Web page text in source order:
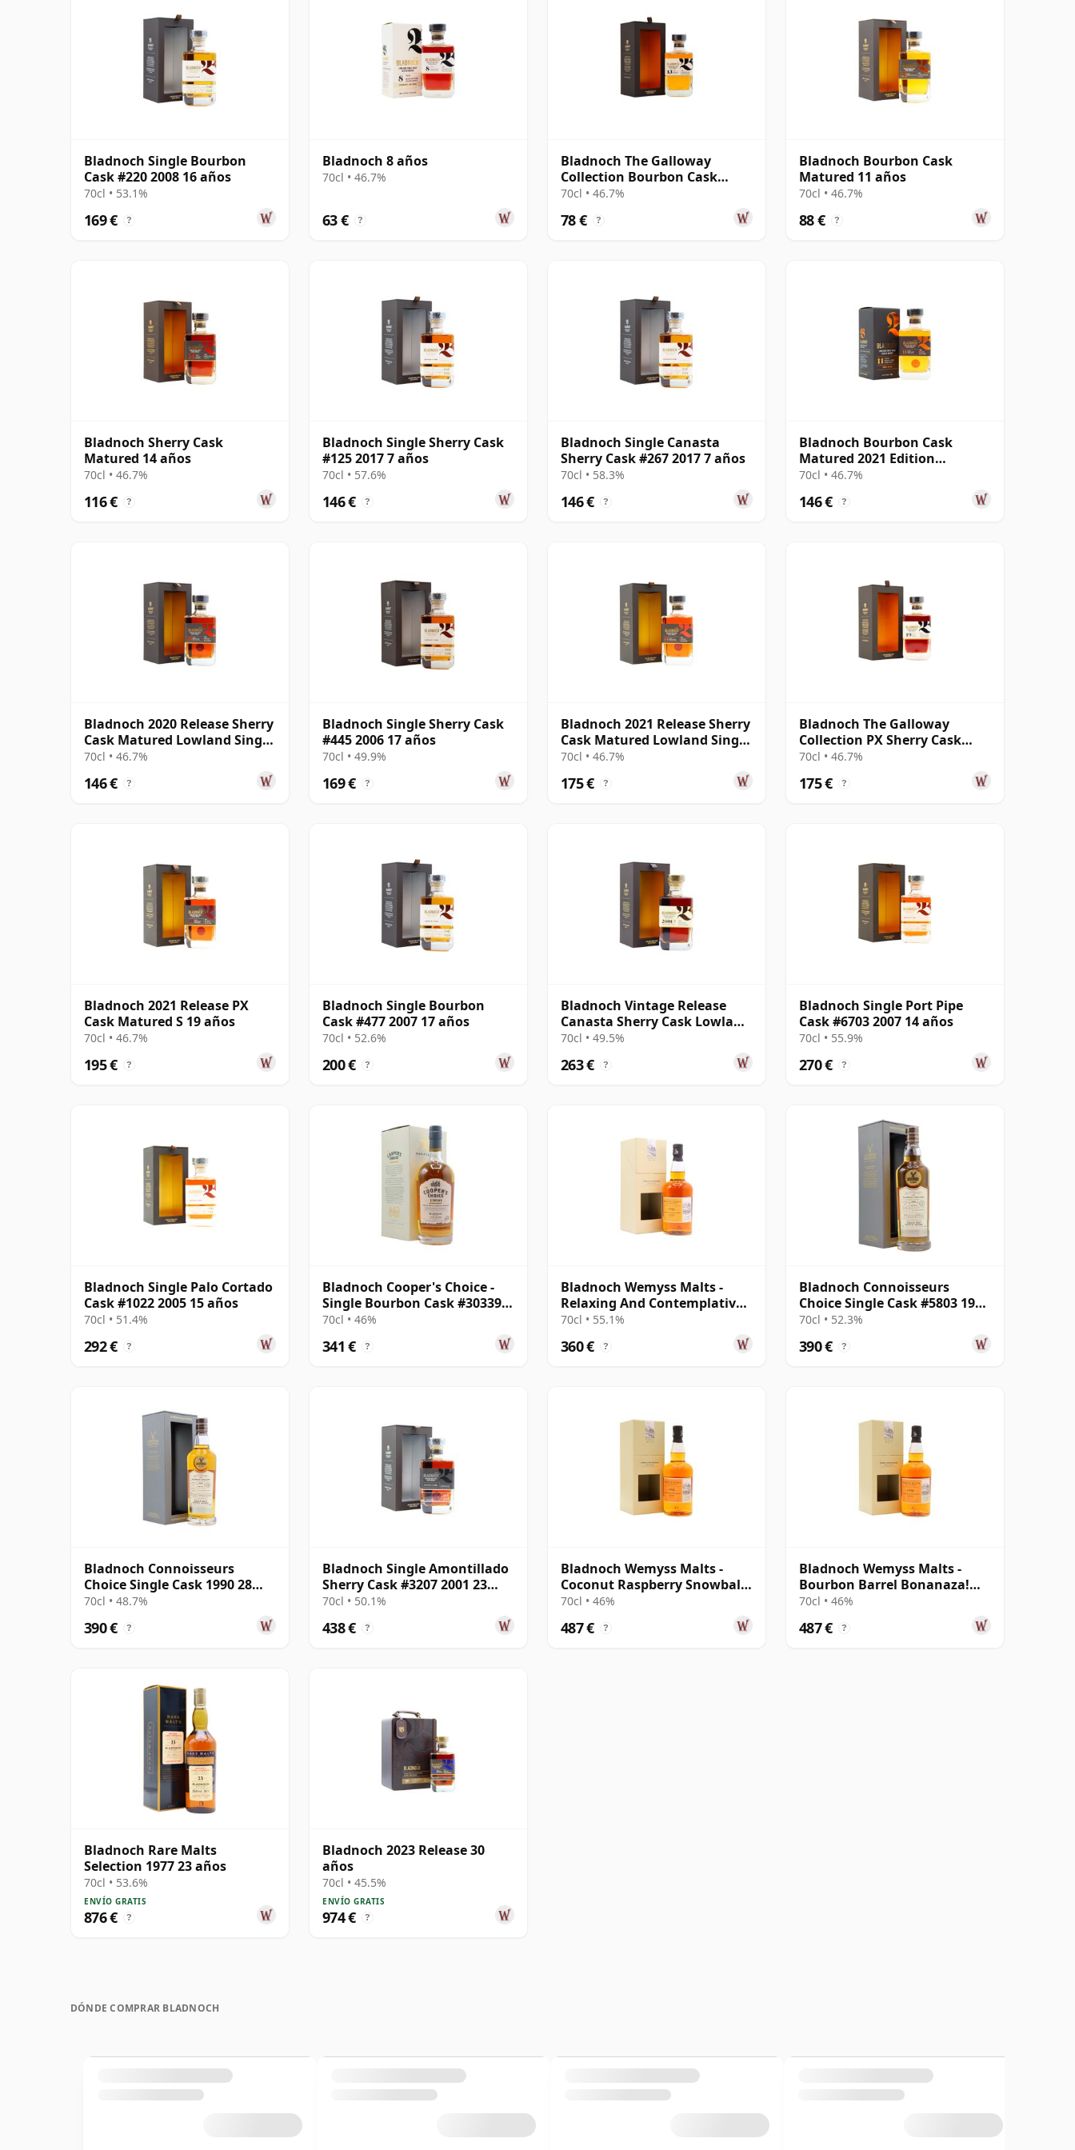
Bladnoch Single Bourbon
Cask #220 2008 16 años
70cl • 53.1%
169 € ?
Bladnoch 8 años
70cl • 46.7%
63 € ?
Bladnoch The Galloway
Collection Bourbon Cask
Matured Lowla 13 años
70cl • 46.7%
78 € ?
Bladnoch Bourbon Cask
Matured 11 años
70cl • 46.7%
88 € ?
Bladnoch Sherry Cask
Matured 14 años
70cl • 46.7%
116 € ?
Bladnoch Single Sherry Cask
#125 2017 7 años
70cl • 57.6%
146 € ?
Bladnoch Single Canasta
Sherry Cask #267 2017 7 años
70cl • 58.3%
146 € ?
Bladnoch Bourbon Cask
Matured 2021 Edition
Lowland Single M 11 años
70cl • 46.7%
146 € ?
Bladnoch 2020 Release Sherry
Cask Matured Lowland Single
Ma 14 años
70cl • 46.7%
146 € ?
Bladnoch Single Sherry Cask
#445 2006 17 años
70cl • 49.9%
169 € ?
Bladnoch 2021 Release Sherry
Cask Matured Lowland Single
Ma 14 años
70cl • 46.7%
175 € ?
Bladnoch The Galloway
Collection PX Sherry Cask
Matured Lo 19 años
70cl • 46.7%
175 € ?
Bladnoch 2021 Release PX
Cask Matured S 19 años
70cl • 46.7%
195 € ?
Bladnoch Single Bourbon
Cask #477 2007 17 años
70cl • 52.6%
200 € ?
Bladnoch Vintage Release
Canasta Sherry Cask Lowland
Single 2001 22 años
70cl • 49.5%
263 € ?
Bladnoch Single Port Pipe
Cask #6703 2007 14 años
70cl • 55.9%
270 € ?
Bladnoch Single Palo Cortado
Cask #1022 2005 15 años
70cl • 51.4%
292 € ?
Bladnoch Cooper's Choice -
Single Bourbon Cask #30339
1990 26 años
70cl • 46%
341 € ?
Bladnoch Wemyss Malts -
Relaxing And Contemplative
Single C 1990 28 años
70cl • 55.1%
360 € ?
Bladnoch Connoisseurs
Choice Single Cask #5803 1990
28 años
70cl • 52.3%
390 € ?
Bladnoch Connoisseurs
Choice Single Cask 1990 28
años
70cl • 48.7%
390 € ?
Bladnoch Single Amontillado
Sherry Cask #3207 2001 23
años
70cl • 50.1%
438 € ?
Bladnoch Wemyss Malts -
Coconut Raspberry Snowball
Single C 1990 29 años
70cl • 46%
487 € ?
Bladnoch Wemyss Malts -
Bourbon Barrel Bonanaza!
Single Cas 1990 29 años
70cl • 46%
487 € ?
Bladnoch Rare Malts
Selection 1977 23 años
70cl • 53.6%
ENVÍO GRATIS
876 € ?
Bladnoch 2023 Release 30
años
70cl • 45.5%
ENVÍO GRATIS
974 € ?
DÓNDE COMPRAR BLADNOCH